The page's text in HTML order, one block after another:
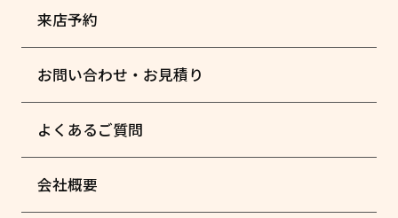
来店予約
お問い合わせ・お見積り
よくあるご質問
会社概要